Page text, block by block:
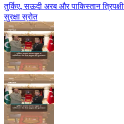
तुर्किए, सऊदी अरब और पाकिस्तान
सुरक्षा स्रोत